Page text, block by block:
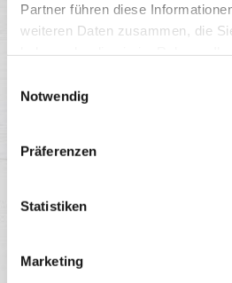
Partner führen diese
weiteren Daten zusammen, die
Notwendig
Präferenzen
Statistiken
Marketing
Alle Preise in €. Alle Preise inkl. gesetzl.
Grammaturen oder Durchmessern, bspw.
Produkten abweichen. Wir liefern
** Informationen zu möglichen Spuren
Hersteller finden Sie unter
1 - mit Farbstoffen 2 - mit
Antioxidationsmittel 4 - mit
Zuckerart/en und Süßungsmittel/n 12 -
zur Angabe 13 - enthält eine